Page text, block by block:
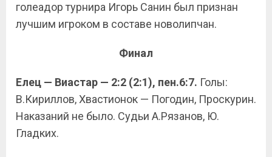
голеадор турнира Игорь Санин был признан
лучшим игроком в составе новолипчан.
Финал
Елец — Виастар — 2:2 (2:1), пен.6:7. Голы:
В.Кириллов, Хвастионок — Погодин, Проскурин.
Наказаний не было. Судьи А.Рязанов, Ю.
Гладких.